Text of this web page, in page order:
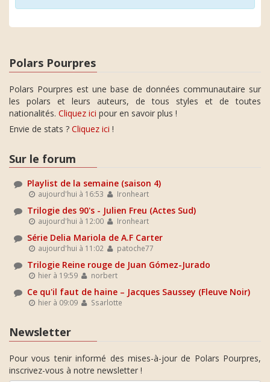
Polars Pourpres
Polars Pourpres est une base de données communautaire sur
les polars et leurs auteurs, de tous styles et de toutes
nationalités. Cliquez ici pour en savoir plus !
Envie de stats ? Cliquez ici !
Sur le forum
Playlist de la semaine (saison 4)
aujourd'hui à 16:53 Ironheart
Trilogie des 90's - Julien Freu (Actes Sud)
aujourd'hui à 12:00 Ironheart
Série Delia Mariola de A.F Carter
aujourd'hui à 11:02 patoche77
Trilogie Reine rouge de Juan Gómez-Jurado
hier à 19:59 norbert
Ce qu'il faut de haine – Jacques Saussey (Fleuve Noir)
hier à 09:09 Ssarlotte
Newsletter
Pour vous tenir informé des mises-à-jour de Polars Pourpres,
inscrivez-vous à notre newsletter !